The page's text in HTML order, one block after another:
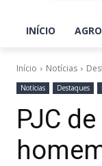
INÍCIO
Início Notícias
Notícias Destaques
PJC